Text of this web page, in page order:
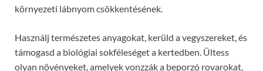
környezeti lábnyom csökkentésének.
Használj természetes anyagokat, kerüld a vegyszereket, és
támogasd a biológiai sokféleséget a kertedben. Ültess
olyan növényeket, amelyek vonzzák a beporzó rovarokat,